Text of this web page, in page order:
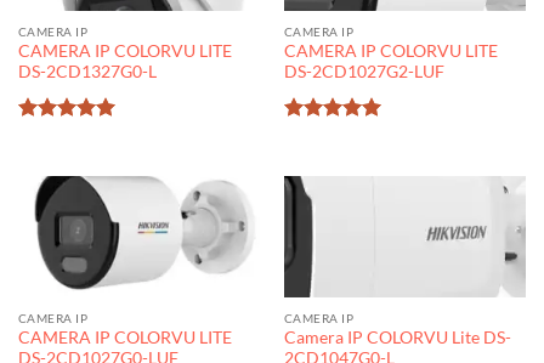
CAMERA IP
CAMERA IP COLORVU LITE
DS-2CD1327G0-L
sao
CAMERA IP
CAMERA IP COLORVU LITE
DS-2CD1027G2-LUF
sao
CAMERA IP
CAMERA IP COLORVU LITE
DS-2CD1027G0-LUF
CAMERA IP
Camera IP COLORVU Lite DS-
2CD1047G0-L